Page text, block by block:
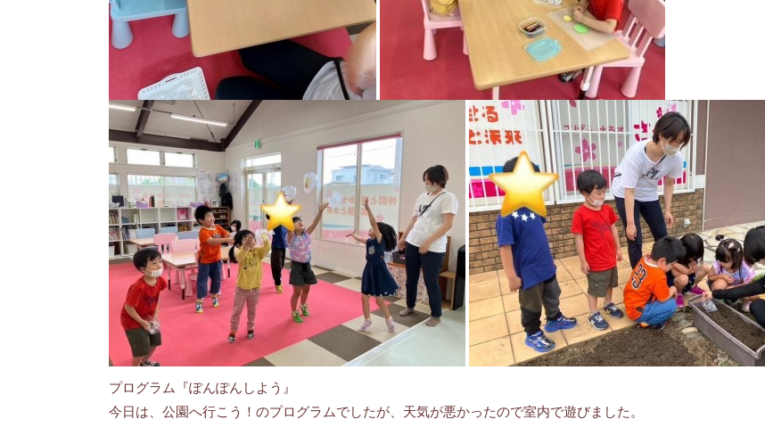
プログラム『ぽんぽんしよう』
今日は、公園へ行こう！のプログラムでしたが、天気が悪かったので室内で遊びました。